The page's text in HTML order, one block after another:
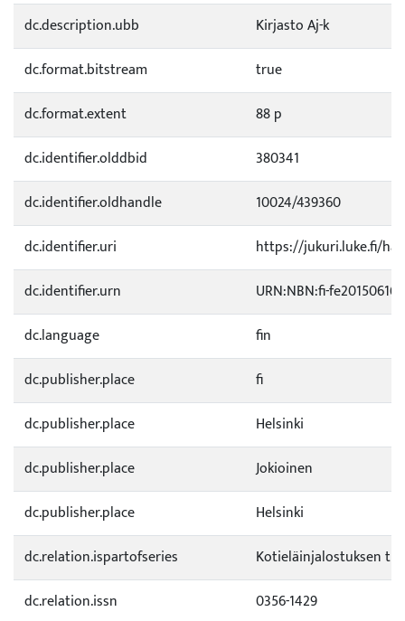
dc.description.ubb
Kirjasto Aj-k
dc.format.bitstream
true
dc.format.extent
88 p
dc.identifier.olddbid
380341
dc.identifier.oldhandle
10024/439360
dc.identifier.uri
https://jukuri.luke.fi/
dc.identifier.urn
URN:NBN:fi-
dc.language
fin
dc.publisher.place
fi
dc.publisher.place
Helsinki
dc.publisher.place
Jokioinen
dc.publisher.place
Helsinki
dc.relation.ispartofseries
Kotieläinjalostuksen
dc.relation.issn
0356-1429